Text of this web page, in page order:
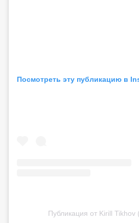
Посмотреть эту публикацию в
Публикация от Kirill Tikhov